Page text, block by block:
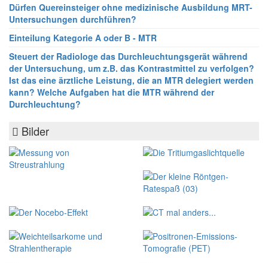
Dürfen Quereinsteiger ohne medizinische Ausbildung MRT-
Untersuchungen durchführen?
Einteilung Kategorie A oder B - MTR
Steuert der Radiologe das Durchleuchtungsgerät während
der Untersuchung, um z.B. das Kontrastmittel zu verfolgen?
Ist das eine ärztliche Leistung, die an MTR delegiert werden
kann? Welche Aufgaben hat die MTR während der
Durchleuchtung?
Bilder